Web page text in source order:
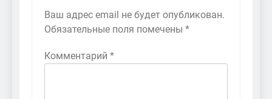
Ваш адрес email не будет опубликован.
Обязательные поля помечены *
Комментарий *